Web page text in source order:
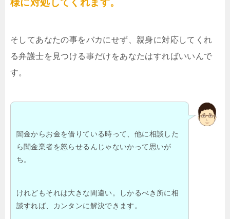
様に対処してくれます。
そしてあなたの事をバカにせず、親身に対応してくれ
る弁護士を見つける事だけをあなたはすればいいんで
す。
闇金からお金を借りている時って、他に相談した
ら闇金業者を怒らせるんじゃないかって思いが
ち。
けれどもそれは大きな間違い。しかるべき所に相
談すれば、カンタンに解決できます。